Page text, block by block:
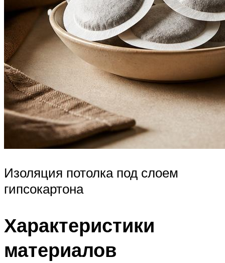
Изоляция потолка под слоем
гипсокартона
Характеристики
материалов